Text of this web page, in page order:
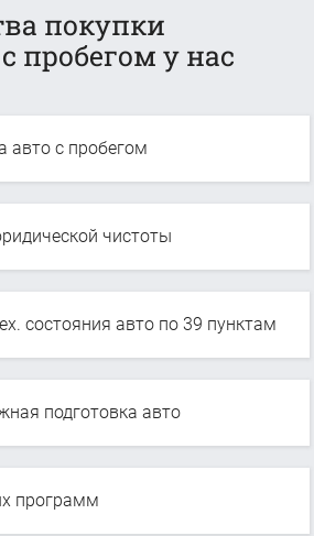
покупки
пробегом у нас
авто с пробегом
чистоты
состояния авто по 39 пунктам
подготовка авто
программ